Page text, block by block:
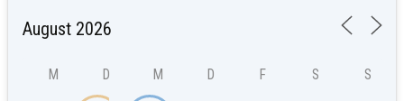
M D M D F S S